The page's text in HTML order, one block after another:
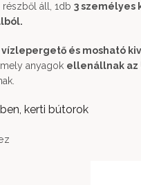
áll, 1db 3 személyes
vízlepergető és mosható
anyagok ellenállnak az
kerti bútorok